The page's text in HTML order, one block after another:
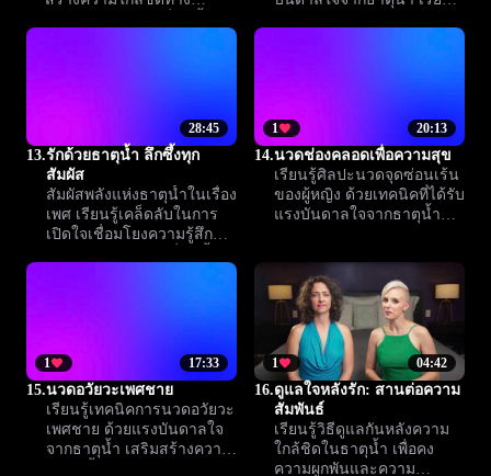
28:45
13.รักด้วยธาตุน้ำ ลึกซึ้งทุก
สัมผัส
สัมผัสพลังแห่งธาตุน้ำในเรื่อง
เพศ เรียนรู้เคล็ดลับในการ
เปิดใจเชื่อมโยงความรู้สึก
20:13
1
14.นวดช่องคลอดเพื่อความสุข
เรียนรู้ศิลปะนวดจุดซ่อนเร้น
ของผู้หญิง ด้วยเทคนิคที่ได้รับ
แรงบันดาลใจจากธาตุน้ำ
ความเชื่อมั่นและความใกล้
ชิดอย่างอ่อนโยน
17:33
1
15.นวดอวัยวะเพศชาย
เรียนรู้เทคนิคการนวดอวัยวะ
เพศชาย ด้วยแรงบันดาลใจ
จากธาตุน้ำ เสริมสร้างความ
04:42
1
16.ดูแลใจหลังรัก: สานต่อความ
สัมพันธ์
เรียนรู้วิธีดูแลกันหลังความ
ใกล้ชิดในธาตุน้ำ เพื่อคง
ความผูกพันและความ